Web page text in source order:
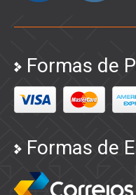
Formas de
Formas de